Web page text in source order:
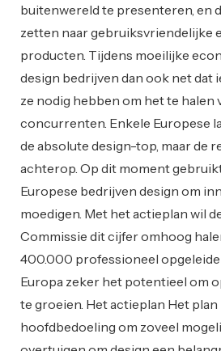
buitenwereld te presenteren, en
zetten naar gebruiksvriendelijke
producten. Tijdens moeilijke
design bedrijven dan ook net dat
ze nodig hebben om het te halen
concurrenten. Enkele Europese
de absolute design-top, maar de
achterop. Op dit moment
Europese bedrijven design om
moedigen. Met het actieplan wil
Commissie dit cijfer omhoog
400.000 professioneel
Europa zeker het potentieel om
te groeien. Het actieplan Het plan
hoofdbedoeling om zoveel